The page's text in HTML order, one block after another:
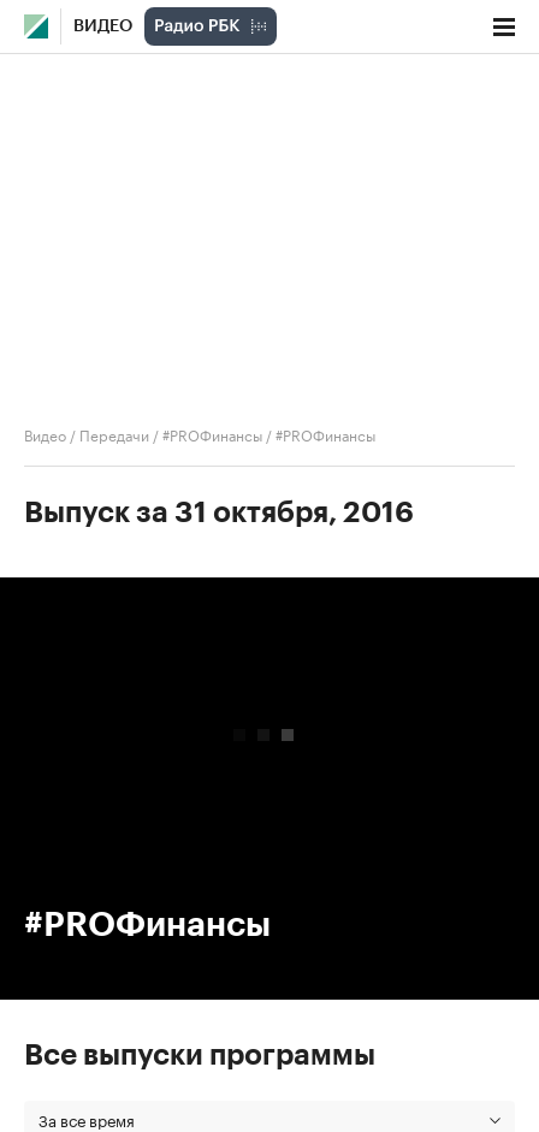
ВИДЕО
Видео / Передачи /#PROФинансы /#PROФинансы
Выпуск за 31 октября, 2016
#PROФинансы
Все выпуски программы
За все время